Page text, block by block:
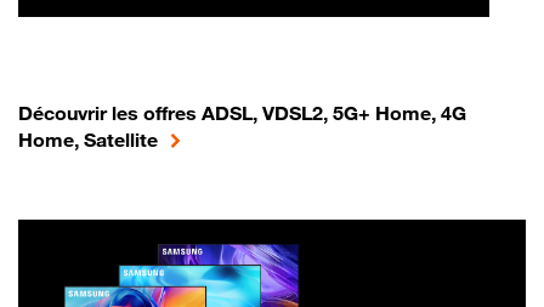
Découvrir les offres ADSL, VDSL2, 5G+ Home, 4G
Home, Satellite